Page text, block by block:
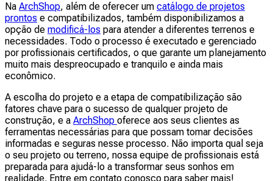
Na ArchShop, além de oferecer um catálogo de projetos
prontos e compatibilizados, também disponibilizamos a
opção de modificá-los para atender a diferentes terrenos e
necessidades. Todo o processo é executado e gerenciado
por profissionais certificados, o que garante um planejamento
muito mais despreocupado e tranquilo e ainda mais
econômico.
A escolha do projeto e a etapa de compatibilização são
fatores chave para o sucesso de qualquer projeto de
construção, e a ArchShop oferece aos seus clientes as
ferramentas necessárias para que possam tomar decisões
informadas e seguras nesse processo. Não importa qual seja
o seu projeto ou terreno, nossa equipe de profissionais está
preparada para ajudá-lo a transformar seus sonhos em
realidade. Entre em contato conosco para saber mais!